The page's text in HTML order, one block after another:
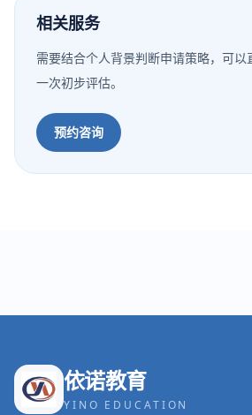
相关服务
需要结合个人背景判断申请策略，可
一次初步评估。
预约咨询
依诺教育
YINO EDUCATION